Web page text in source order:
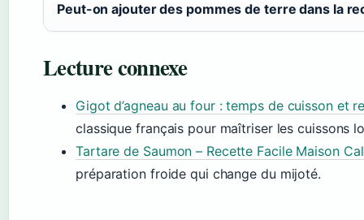
Peut-on ajouter des pommes de terre dans la
Lecture connexe
Gigot d’agneau au four : temps de cuisson et
classique français pour maîtriser les cuissons
Tartare de Saumon – Recette Facile Maison
préparation froide qui change du mijoté.